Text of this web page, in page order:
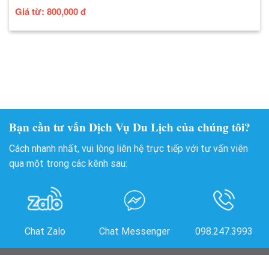
Giá từ: 800,000đ
Bạn cần tư vấn Dịch Vụ Du Lịch của chúng tôi?
Cách nhanh nhất, vui lòng liên hệ trực tiếp với tư vấn viên
qua một trong các kênh sau:
Chat Zalo Chat Messenger 098.247.3993